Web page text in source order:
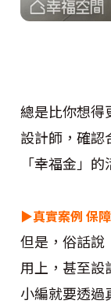
總是比你想得
設計師，確認
「幸福金」
▶真實案例 保
但是，俗話說
用上，甚至設
小編就要透過